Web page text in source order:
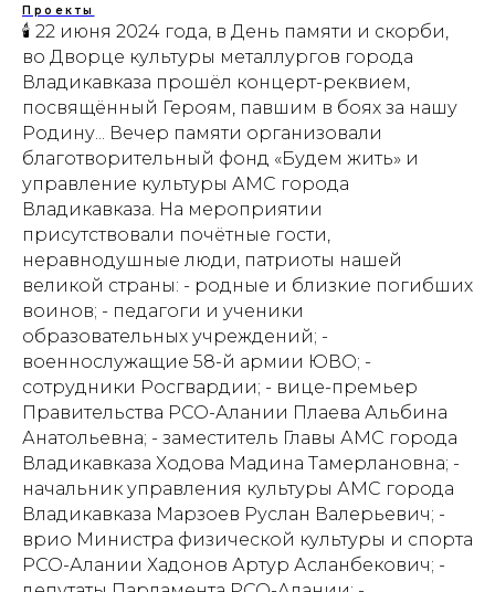
Проекты
🕯 22 июня 2024 года, в День памяти и скорби,
во Дворце культуры металлургов города
Владикавказа прошёл концерт-реквием,
посвящённый Героям, павшим в боях за нашу
Родину... Вечер памяти организовали
благотворительный фонд «‎Будем жить» и
управление культуры АМС города
Владикавказа. На мероприятии
присутствовали почётные гости,
неравнодушные люди, патриоты нашей
великой страны: - родные и близкие погибших
воинов; - педагоги и ученики
образовательных ‎учреждений; -
военнослужащие 58-й армии ЮВО; -
сотрудники Росгвардии; - вице-премьер
Правительства РСО-Алании Плаева Альбина
Анатольевна; - заместитель Главы АМС города
Владикавказа Ходова Мадина Тамерлановна; -
начальник управления культуры АМС города
Владикавказа Марзоев Руслан Валерьевич; -
врио Министра физической культуры и спорта
РСО-Алании Хадонов Артур Асланбекович; -